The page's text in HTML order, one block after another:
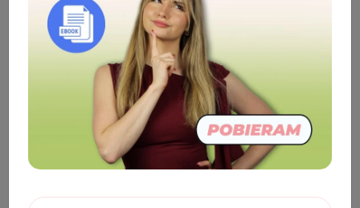
Kosmetyki Włosy
Szampon do włosów
Szampon do wszystkich
rodzajów włosów
Enzymatyczny szampon kawowy